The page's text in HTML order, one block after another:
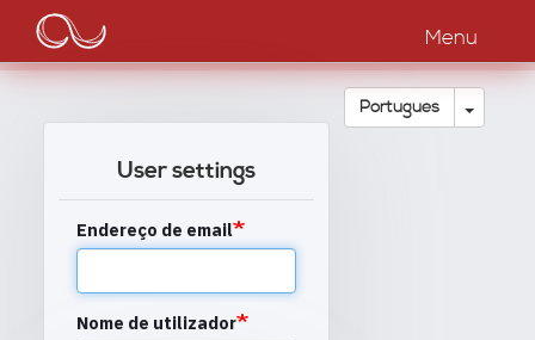
Passar
o
conteúdo
Main
navigation
Menu
Português Toggle
User settings
Endereço de email
Nome de utilizador